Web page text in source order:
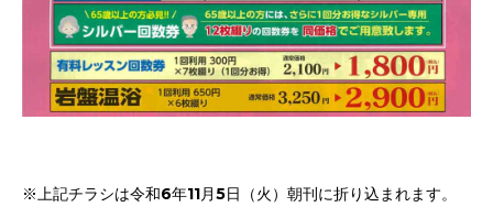
※上記チラシは令和6年11月5日（火）朝刊に折り込まれます。